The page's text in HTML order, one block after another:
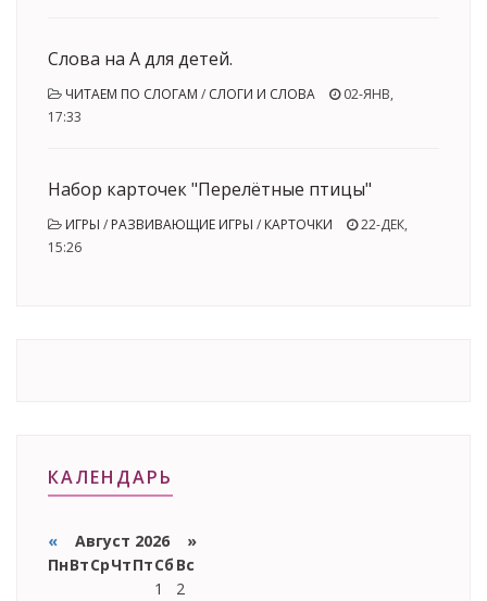
Слова на А для детей.
ЧИТАЕМ ПО СЛОГАМ / СЛОГИ И СЛОВА
02-ЯНВ,
17:33
Набор карточек "Перелётные птицы"
ИГРЫ / РАЗВИВАЮЩИЕ ИГРЫ / КАРТОЧКИ
22-ДЕК,
15:26
КАЛЕНДАРЬ
« Август 2026 »
ПнВтСрЧтПтСб Вс
1
2